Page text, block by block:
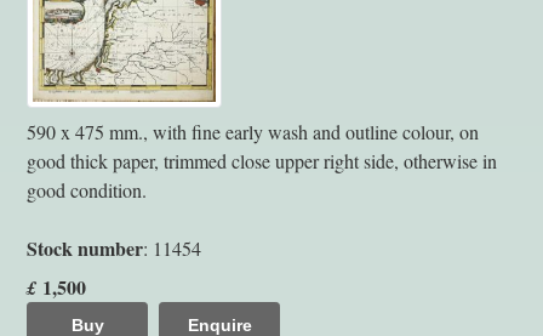
590 x 475 mm., with fine early wash and outline colour, on
good thick paper, trimmed close upper right side, otherwise in
good condition.
Stock number: 11454
£ 1,500
Buy Enquire